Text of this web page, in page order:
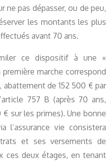
ne pas dépasser, ou de peu,
les montants les plus
avant 70 ans.
ce dispositif à une «
marche correspond
abattement de 152 500 € par
757 B (après 70 ans,
sur les primes). Une bonne
l’assurance vie consistera
et ses versements de
ces deux étages, en tenant